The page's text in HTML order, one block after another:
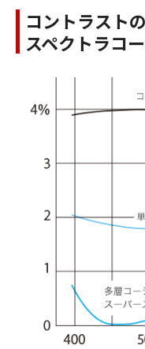
コントラスト
スペクトラコ